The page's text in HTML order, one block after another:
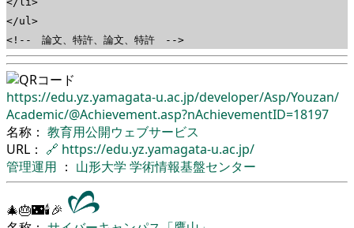
</ul>
<!-- 論文、特許、論文、特許 -->
https://edu.yz.yamagata-u.ac.jp/developer/Asp/Youzan/
Academic/@Achievement.asp?nAchievementID=18197
名称： 教育用公開ウェブサービス
URL： 🔗 https://edu.yz.yamagata-u.ac.jp/
管理運用 ： 山形大学 学術情報基盤センター
🎄🎂🌃🕯🎉